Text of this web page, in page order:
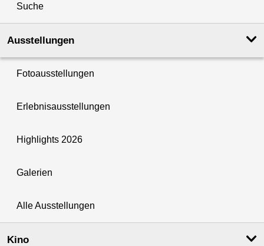
Suche
Ausstellungen
Fotoausstellungen
Erlebnisausstellungen
Highlights 2026
Galerien
Alle Ausstellungen
Kino